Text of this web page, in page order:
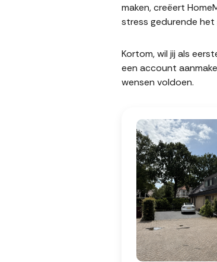
maken, creëert
stress gedurende
Kortom, wil jij als
een account
wensen voldoen.